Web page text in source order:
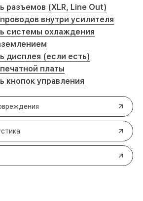
разъемов (XLR, Line Out)
внутри усилителя
системы охлаждения
дисплея (если есть)
платы
кнопок управления